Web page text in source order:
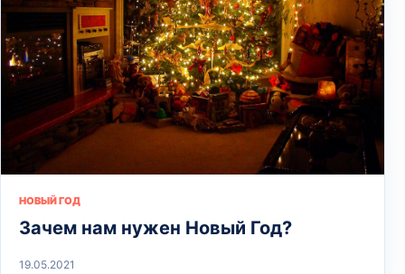
НОВЫЙ ГОД
Зачем нам нужен Новый Год?
19.05.2021